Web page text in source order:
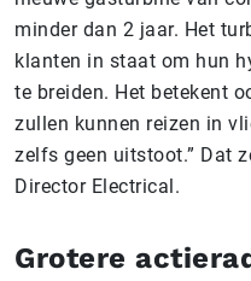
minder dan 2 jaar. Het
klanten in staat om hun
te breiden. Het betekent
zullen kunnen reizen in
zelfs geen uitstoot.” Dat
Director Electrical.
Grotere